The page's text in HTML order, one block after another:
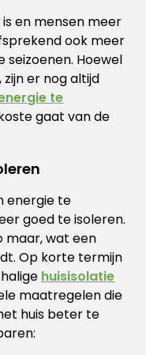
en mensen meer
ook meer
Hoewel
er nog altijd
te
gaat van de
energie te
goed te isoleren.
maar, wat een
Op korte termijn
huisisolatie
maatregelen die
huis beter te